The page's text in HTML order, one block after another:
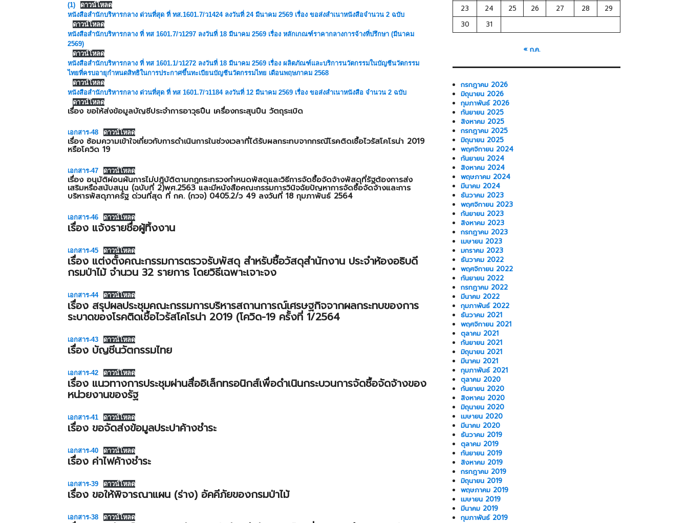
(1)
ดาวน์โหลด
หนังสือสำนักบริหารกลาง ด่วนที่สุด ที่ ทส.1601.7/ว1424 ลงวันที่ 24 มีนาคม 2569 เรื่อง ขอส่งสำเนาหนังสือจำนวน 2 ฉบับ
ดาวน์โหลด
หนังสือสำนักบริหารกลาง ที่ ทส 1601.7/ว1297 ลงวันที่ 18 มีนาคม 2569 เรื่อง หลักเกณฑ์ราคากลางการจ้างที่ปรึกษา (มีนาคม
2569)
ดาวน์โหลด
หนังสือสำนักบริหารกลาง ที่ ทส 1601.1/ว1272 ลงวันที่ 18 มีนาคม 2569 เรื่อง ผลิตภัณฑ์และบริการนวัตกรรมในบัญชีนวัตกรรม
ไทยที่ครบอายุกำหนดสิทธิในการประกาศขึ้นทะเบียนบัญชีนวัตกรรมไทย เดือนพฤษภาคม 2568
ดาวน์โหลด
หนังสือสำนักบริหารกลาง ด่วนที่สุด ที่ ทส 1601.7/ว1184 ลงวันที่ 12 มีนาคม 2569 เรื่อง ขอส่งสำเนาหนังสือ จำนวน 2 ฉบับ
ดาวน์โหลด
เรื่อง ขอให้ส่งข้อมูลบัญชีประจำการอาวุธปืน เครื่องกระสุนปืน วัตถุระเบิด
เอกสาร-48 ดาวน์โหลด
เรื่อง ซ้อมความเข้าใจเกี่ยวกับการดำเนินการในช่วงเวลาที่ได้รับผลกระทบจากกรณีโรคติดเชื้อไวรัสโคโรน่า 2019
หรือโควิด 19
เอกสาร-47 ดาวน์โหลด
เรื่อง อนุมัติผ่อนผันการไม่ปฎิบัติตามกฎกระทรวงกำหนดพัสดุและวิธีการจัดซื้อจัดจ้างพัสดุที่รัฐต้องการส่ง
เสริมหรือสนับสนุน (ฉบับที่ 2)พศ.2563 และมีหนังสือคณะกรรมการวินิจฉัยปัญหาการจัดซื้อจัดจ้างและการ
บริหารพัสดุภาครัฐ ด่วนที่สุด ที่ กค. (กวจ) 0405.2/ว 49 ลงวันที่ 18 กุมภาพันธ์ 2564
เอกสาร-46 ดาวน์โหลด
เรื่อง แจ้งรายชื่อผู้ทิ้งงาน
เอกสาร-45 ดาวน์โหลด
เรื่อง แต่งตั้งคณะกรรมการตรวจรับพัสดุ สำหรับซื้อวัสดุสำนักงาน ประจำห้องอธิบดี
กรมป่าไม้ จำนวน 32 รายการ โดยวิธีเฉพาะเจาะจง
เอกสาร-44 ดาวน์โหลด
เรื่อง สรุปผลประชุมคณะกรรมการบริหารสถานการณ์เศรษฐกิจจากผลกระทบของการ
ระบาดของโรคติดเชื้อไวรัสโคโรน่า 2019 (โควิด-19 ครั้งที่ 1/2564
เอกสาร-43 ดาวน์โหลด
เรื่อง บัญชีนวัตกรรมไทย
เอกสาร-42 ดาวน์โหลด
เรื่อง แนวทางการประชุมผ่านสื่ออิเล็กทรอนิกส์เพื่อดำเนินกระบวนการจัดซื้อจัดจ้างของ
หน่วยงานของรัฐ
เอกสาร-41 ดาวน์โหลด
เรื่อง ขอจัดส่งข้อมูลประปาค้างชำระ
เอกสาร-40 ดาวน์โหลด
เรื่อง ค่าไฟค้างชำระ
เอกสาร-39 ดาวน์โหลด
เรื่อง ขอให้พิจารณาแผน (ร่าง) อัคคีภัยของกรมป่าไม้
เอกสาร-38 ดาวน์โหลด
23
24 25 26 27 28
29
30
31
« ก.ค.
กรกฎาคม 2026
มิถุนายน 2026
กุมภาพันธ์ 2026
กันยายน 2025
สิงหาคม 2025
กรกฎาคม 2025
มิถุนายน 2025
พฤศจิกายน 2024
กันยายน 2024
สิงหาคม 2024
พฤษภาคม 2024
มีนาคม 2024
ธันวาคม 2023
พฤศจิกายน 2023
กันยายน 2023
สิงหาคม 2023
กรกฎาคม 2023
เมษายน 2023
มกราคม 2023
ธันวาคม 2022
พฤศจิกายน 2022
กันยายน 2022
กรกฎาคม 2022
มีนาคม 2022
กุมภาพันธ์ 2022
ธันวาคม 2021
พฤศจิกายน 2021
ตุลาคม 2021
กันยายน 2021
มิถุนายน 2021
มีนาคม 2021
กุมภาพันธ์ 2021
ตุลาคม 2020
กันยายน 2020
สิงหาคม 2020
มิถุนายน 2020
เมษายน 2020
มีนาคม 2020
ธันวาคม 2019
ตุลาคม 2019
กันยายน 2019
สิงหาคม 2019
กรกฎาคม 2019
มิถุนายน 2019
พฤษภาคม 2019
เมษายน 2019
มีนาคม 2019
กุมภาพันธ์ 2019